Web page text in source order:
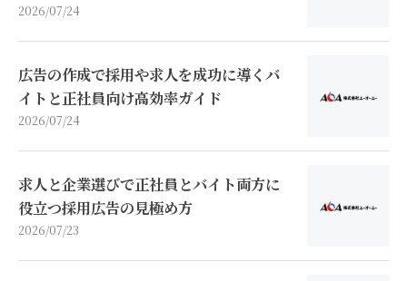
2026/07/24
広告の作成で採用や求人を成功に導くバ
イトと正社員向け高効率ガイド
2026/07/24
求人と企業選びで正社員とバイト両方に
役立つ採用広告の見極め方
2026/07/23